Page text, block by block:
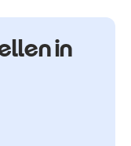
llenin